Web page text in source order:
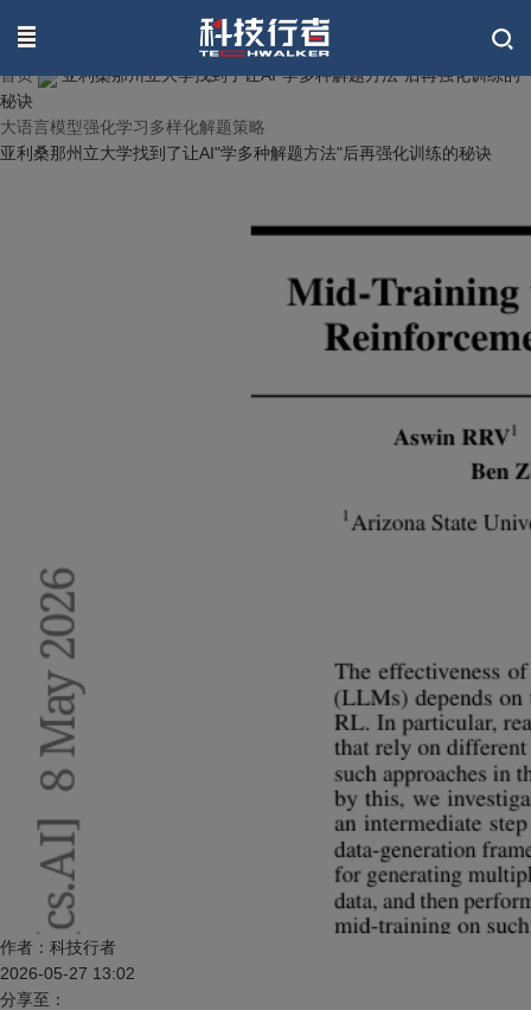
联系我们
首页
亚利桑那州立大学找到了让AI"学多种解题方法"后再强化训练的
秘诀
大语言模型强化学习多样化解题策略
亚利桑那州立大学找到了让AI"学多种解题方法"后再强化训练的秘诀
作者： 科技行者
2026-05-27 13:02
分享至：